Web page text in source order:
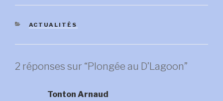
CATÉGORIES
ACTUALITÉS
2 réponses sur “Plongée au D’Lagoon”
Tonton Arnaud